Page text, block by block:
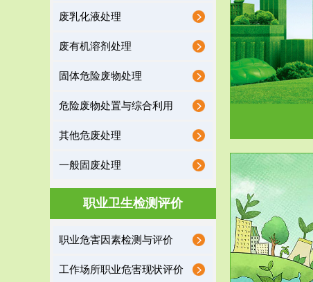
废乳化液处理
废有机溶剂处理
固体危险废物处理
危险废物处置与综合利用
其他危废处理
一般固废处理
职业卫生检测评价
职业危害因素检测与评价
工作场所职业危害现状评价
服务范围
噪声治理
服务范围
园区环保管家
保护作用促进供给侧结...
排污许可证作
据